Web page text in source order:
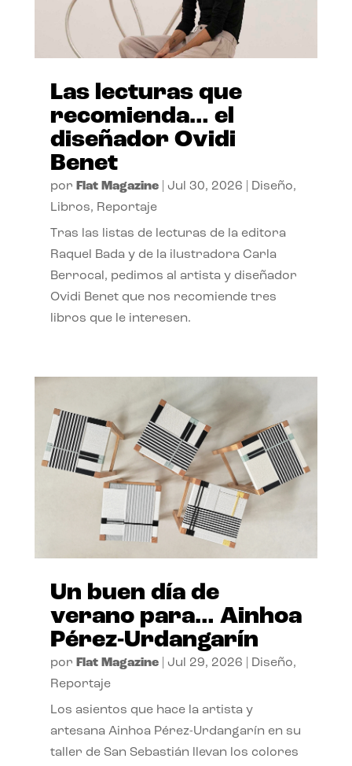
Las lecturas que
recomienda… el
diseñador Ovidi
Benet
por Flat Magazine| Jul 30, 2026 Diseño,
Libros, Reportaje
Tras las listas de lecturas de la editora
Raquel Bada y de la ilustradora Carla
Berrocal, pedimos al artista y diseñador
Ovidi Benet que nos recomiende tres
libros que le interesen.
Un buen día de
verano para… Ainhoa
Pérez-Urdangarín
por Flat Magazine| Jul 29, 2026 Diseño,
Reportaje
Los asientos que hace la artista y
artesana Ainhoa Pérez-Urdangarín en su
taller de San Sebastián llevan los colores